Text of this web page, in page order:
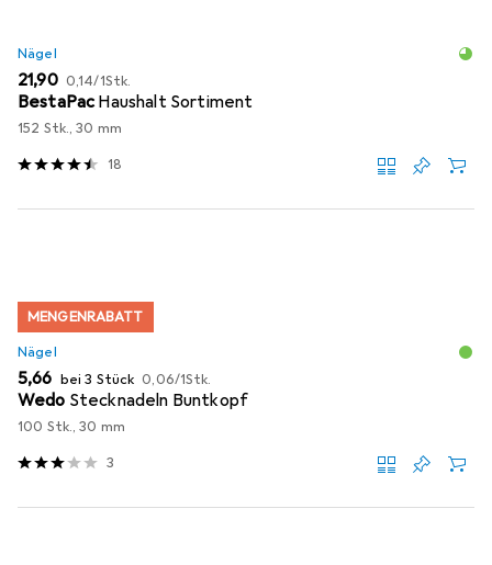
Nägel
EUR
21,90 EUR
0,14/1Stk.
BestaPacHaushalt Sortiment
152 Stk., 30 mm
18
MENGENRABATT
Nägel
EUR
5,66 bei 3 Stück EUR
0,06/1Stk.
Wedo Stecknadeln Buntkopf
100 Stk., 30 mm
3